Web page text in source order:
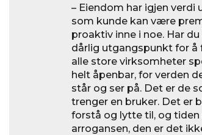
– Eiendom har igjen
som kunde kan være
proaktiv inne i noe. Har
dårlig utgangspunkt for å
alle store virksomheter
helt åpenbar, for verden
står og ser på. Det er de
trenger en bruker. Det er
forstå og lytte til, og
arrogansen, den er det